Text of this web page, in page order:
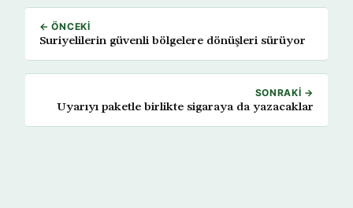
← ÖNCEKI
Suriyelilerin güvenli bölgelere dönüşleri sürüyor
SONRAKI →
Uyarıyı paketle birlikte sigaraya da yazacaklar